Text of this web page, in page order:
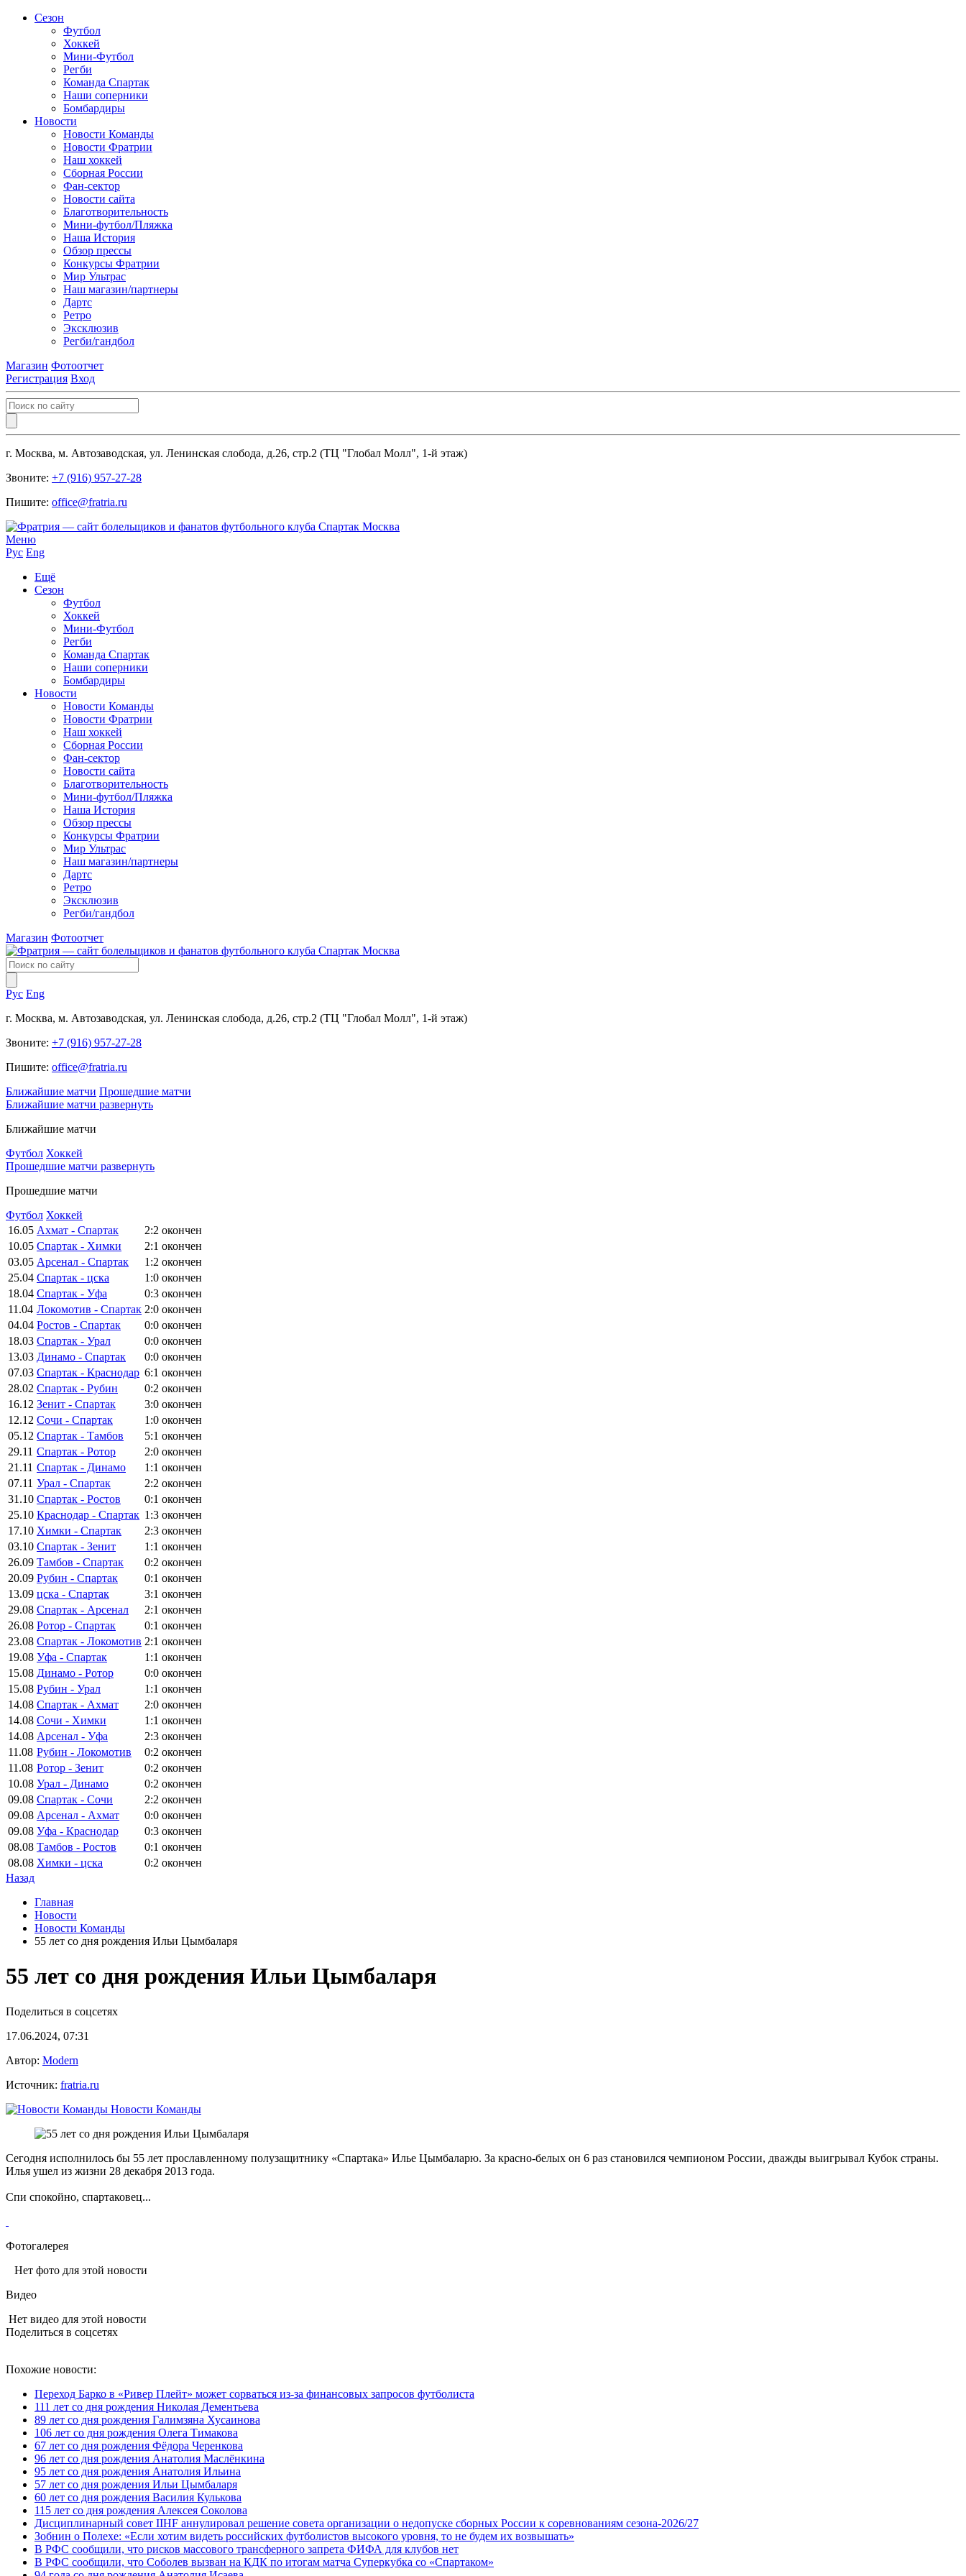
Сезон
Футбол
Хоккей
Мини-Футбол
Регби
Команда Спартак
Наши соперники
Бомбардиры
Новости
Новости Команды
Новости Фратрии
Наш хоккей
Сборная России
Фан-cектор
Новости сайта
Благотворительность
Мини-футбол/Пляжка
Наша История
Обзор прессы
Конкурсы Фратрии
Мир Ультрас
Наш магазин/партнеры
Дартс
Ретро
Эксклюзив
Регби/гандбол
Магазин Фотоотчет
Регистрация Вход
г. Москва, м. Автозаводская, ул. Ленинская слобода, д.26, стр.2 (ТЦ "Глобал Молл", 1-й этаж)
Звоните: +7 (916) 957-27-28
Пишите: office@fratria.ru
Меню
Рус Eng
Ещё
Сезон
Футбол
Хоккей
Мини-Футбол
Регби
Команда Спартак
Наши соперники
Бомбардиры
Новости
Новости Команды
Новости Фратрии
Наш хоккей
Сборная России
Фан-cектор
Новости сайта
Благотворительность
Мини-футбол/Пляжка
Наша История
Обзор прессы
Конкурсы Фратрии
Мир Ультрас
Наш магазин/партнеры
Дартс
Ретро
Эксклюзив
Регби/гандбол
Магазин Фотоотчет
Рус Eng
г. Москва, м. Автозаводская, ул. Ленинская слобода, д.26, стр.2 (ТЦ "Глобал Молл", 1-й этаж)
Звоните: +7 (916) 957-27-28
Пишите: office@fratria.ru
Ближайшие матчи Прошедшие матчи
Ближайшие матчи развернуть
Ближайшие матчи
Футбол Хоккей
Прошедшие матчи развернуть
Прошедшие матчи
Футбол Хоккей
16.05 Ахмат - Спартак 2:2 окончен
10.05 Спартак - Химки 2:1 окончен
03.05 Арсенал - Спартак 1:2 окончен
25.04 Спартак - цска 1:0 окончен
18.04 Спартак - Уфа 0:3 окончен
11.04 Локомотив - Спартак 2:0 окончен
04.04 Ростов - Спартак 0:0 окончен
18.03 Спартак - Урал 0:0 окончен
13.03 Динамо - Спартак 0:0 окончен
07.03 Спартак - Краснодар 6:1 окончен
28.02 Спартак - Рубин 0:2 окончен
16.12 Зенит - Спартак 3:0 окончен
12.12 Сочи - Спартак 1:0 окончен
05.12 Спартак - Тамбов 5:1 окончен
29.11 Спартак - Ротор 2:0 окончен
21.11 Спартак - Динамо 1:1 окончен
07.11 Урал - Спартак 2:2 окончен
31.10 Спартак - Ростов 0:1 окончен
25.10 Краснодар - Спартак 1:3 окончен
17.10 Химки - Спартак 2:3 окончен
03.10 Спартак - Зенит 1:1 окончен
26.09 Тамбов - Спартак 0:2 окончен
20.09 Рубин - Спартак 0:1 окончен
13.09 цска - Спартак 3:1 окончен
29.08 Спартак - Арсенал 2:1 окончен
26.08 Ротор - Спартак 0:1 окончен
23.08 Спартак - Локомотив 2:1 окончен
19.08 Уфа - Спартак 1:1 окончен
15.08 Динамо - Ротор 0:0 окончен
15.08 Рубин - Урал 1:1 окончен
14.08 Спартак - Ахмат 2:0 окончен
14.08 Сочи - Химки 1:1 окончен
14.08 Арсенал - Уфа 2:3 окончен
11.08 Рубин - Локомотив 0:2 окончен
11.08 Ротор - Зенит 0:2 окончен
10.08 Урал - Динамо 0:2 окончен
09.08 Спартак - Сочи 2:2 окончен
09.08 Арсенал - Ахмат 0:0 окончен
09.08 Уфа - Краснодар 0:3 окончен
08.08 Тамбов - Ростов 0:1 окончен
08.08 Химки - цска 0:2 окончен
Назад
Главная
Новости
Новости Команды
55 лет со дня рождения Ильи Цымбаларя
55 лет со дня рождения Ильи Цымбаларя
Поделиться в соцсетях
17.06.2024, 07:31
Автор: Modern
Источник: fratria.ru
Новости Команды
Сегодня исполнилось бы 55 лет прославленному полузащитнику «Спартака» Илье Цымбаларю. За красно-белых он 6 раз становился чемпионом России, дважды выигрывал Кубок страны.
Илья ушел из жизни 28 декабря 2013 года.
Спи спокойно, спартаковец...
Фотогалерея
Нет фото для этой новости
Видео
Нет видео для этой новости
Поделиться в соцсетях
Похожие новости:
Переход Барко в «Ривер Плейт» может сорваться из‑за финансовых запросов футболиста
111 лет со дня рождения Николая Дементьева
89 лет со дня рождения Галимзяна Хусаинова
106 лет со дня рождения Олега Тимакова
67 лет со дня рождения Фёдора Черенкова
96 лет со дня рождения Анатолия Маслёнкина
95 лет со дня рождения Анатолия Ильина
57 лет со дня рождения Ильи Цымбаларя
60 лет со дня рождения Василия Кулькова
115 лет со дня рождения Алексея Соколова
Дисциплинарный совет IIHF аннулировал решение совета организации о недопуске сборных России к соревнованиям сезона‑2026/27
Зобнин о Полехе: «Если хотим видеть российских футболистов высокого уровня, то не будем их возвышать»
В РФС сообщили, что рисков массового трансферного запрета ФИФА для клубов нет
В РФС сообщили, что Соболев вызван на КДК по итогам матча Суперкубка со «Спартаком»